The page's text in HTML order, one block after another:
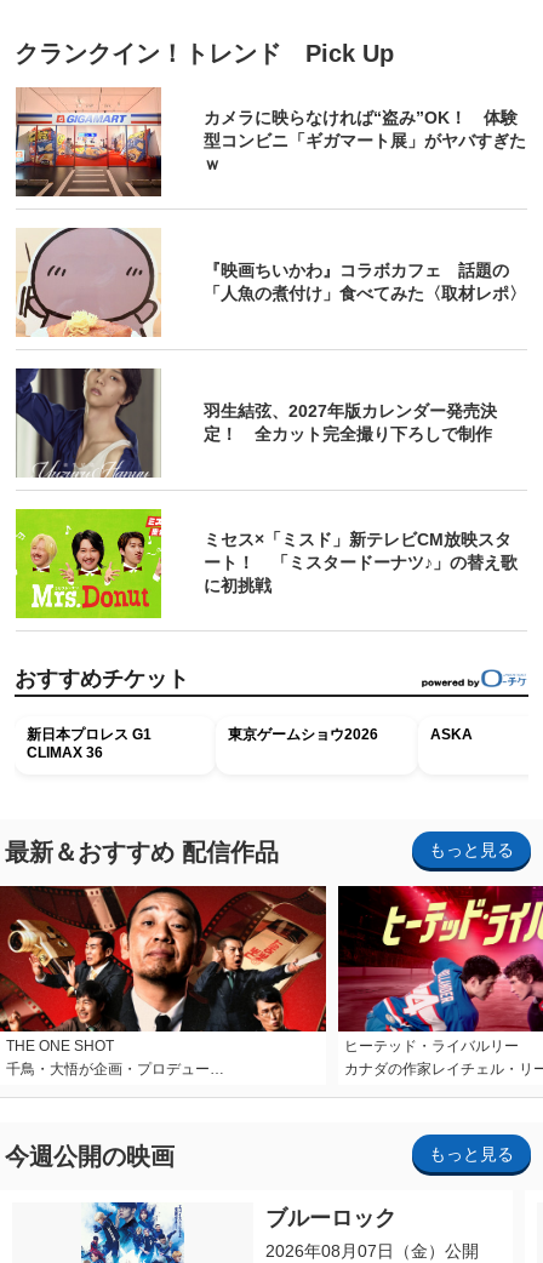
クランクイン！トレンド Pick Up
カメラに映らなければ“盗み”OK！ 体験
型コンビニ「ギガマート展」がヤバすぎた
ｗ
『映画ちいかわ』コラボカフェ 話題の
「人魚の煮付け」食べてみた〈取材レポ〉
羽生結弦、2027年版カレンダー発売決
定！ 全カット完全撮り下ろしで制作
ミセス×「ミスド」新テレビCM放映スタ
ート！ 「ミスタードーナツ♪」の替え歌
に初挑戦
おすすめチケット
新日本プロレス G1
CLIMAX 36
東京ゲームショウ2026 ASKA
最新＆おすすめ 配信作品 もっと見る
THE ONE SHOT
千鳥・大悟が企画・プロデュー…
ヒーテッド・ライバルリー
カナダの作家レイチェル・リ
今週公開の映画 もっと見る
ブルーロック
2026年08月07日（金）公開